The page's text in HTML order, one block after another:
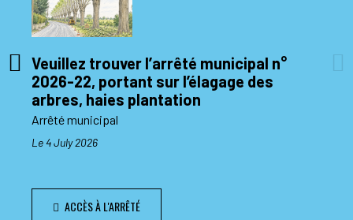
Veuillez trouver l’arrêté municipal n°
2026-22, portant sur l’élagage des
arbres, haies plantation
Arrêté municipal
Le 4 July 2026
ACCÈS À L'ARRÊTÉ